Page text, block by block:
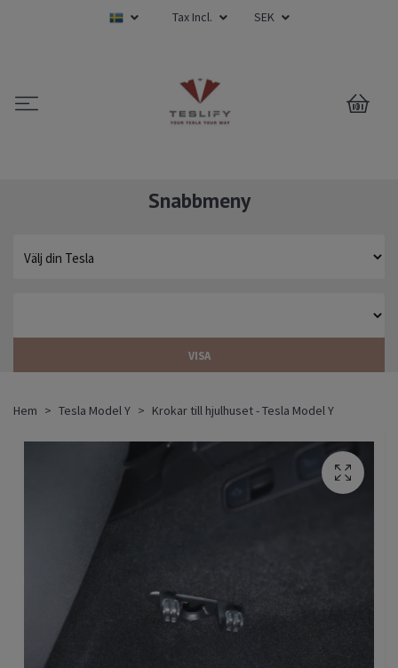
Tax Incl. SEK
0
Snabbmeny
VISA
Hem Tesla Model Y Krokar till hjulhuset - Tesla Model Y